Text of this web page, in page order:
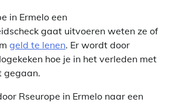
in Ermelo een
gaat uitvoeren weten ze of
geld te lenen. Er wordt door
hoe je in het verleden met
gegaan.
Rseurope in Ermelo naar een